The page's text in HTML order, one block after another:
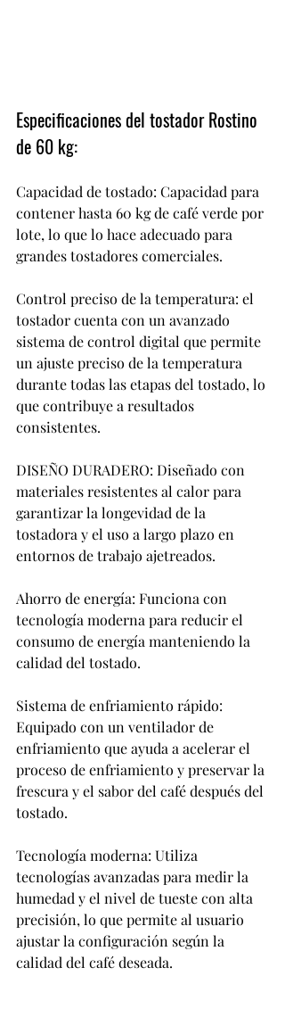
Especificaciones del tostador Rostino
de 60 kg:
Capacidad de tostado: Capacidad para
contener hasta 60 kg de café verde por
lote, lo que lo hace adecuado para
grandes tostadores comerciales.
Control preciso de la temperatura: el
tostador cuenta con un avanzado
sistema de control digital que permite
un ajuste preciso de la temperatura
durante todas las etapas del tostado, lo
que contribuye a resultados
consistentes.
DISEÑO DURADERO: Diseñado con
materiales resistentes al calor para
garantizar la longevidad de la
tostadora y el uso a largo plazo en
entornos de trabajo ajetreados.
Ahorro de energía: Funciona con
tecnología moderna para reducir el
consumo de energía manteniendo la
calidad del tostado.
Sistema de enfriamiento rápido:
Equipado con un ventilador de
enfriamiento que ayuda a acelerar el
proceso de enfriamiento y preservar la
frescura y el sabor del café después del
tostado.
Tecnología moderna: Utiliza
tecnologías avanzadas para medir la
humedad y el nivel de tueste con alta
precisión, lo que permite al usuario
ajustar la configuración según la
calidad del café deseada.